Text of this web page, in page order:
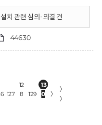
치 관련 심의·의결 건
44630
127
12
8
129
13
0
〉
〉
〉